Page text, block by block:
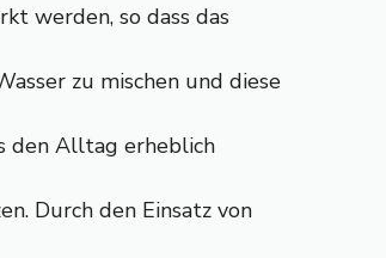
werden, so dass das
zu mischen und diese
den Alltag erheblich
Durch den Einsatz von